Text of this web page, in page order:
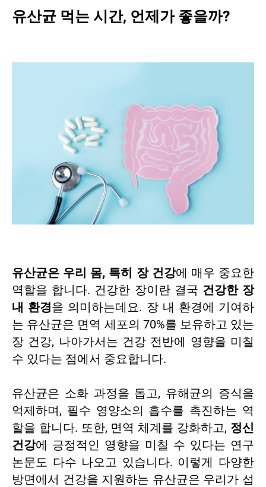
유산균 먹는 시간, 언제가 좋을까?
유산균은 우리 몸, 특히 장 건강에 매우 중요한
역할을 합니다. 건강한 장이란 결국 건강한 장
내 환경을 의미하는데요. 장 내 환경에 기여하
는 유산균은 면역 세포의 70%를 보유하고 있는
장 건강, 나아가서는 건강 전반에 영향을 미칠
수 있다는 점에서 중요합니다.
유산균은 소화 과정을 돕고, 유해균의 증식을
억제하며, 필수 영양소의 흡수를 촉진하는 역
할을 합니다. 또한, 면역 체계를 강화하고, 정신
건강에 긍정적인 영향을 미칠 수 있다는 연구
논문도 다수 나오고 있습니다. 이렇게 다양한
방면에서 건강을 지원하는 유산균은 우리가 섭